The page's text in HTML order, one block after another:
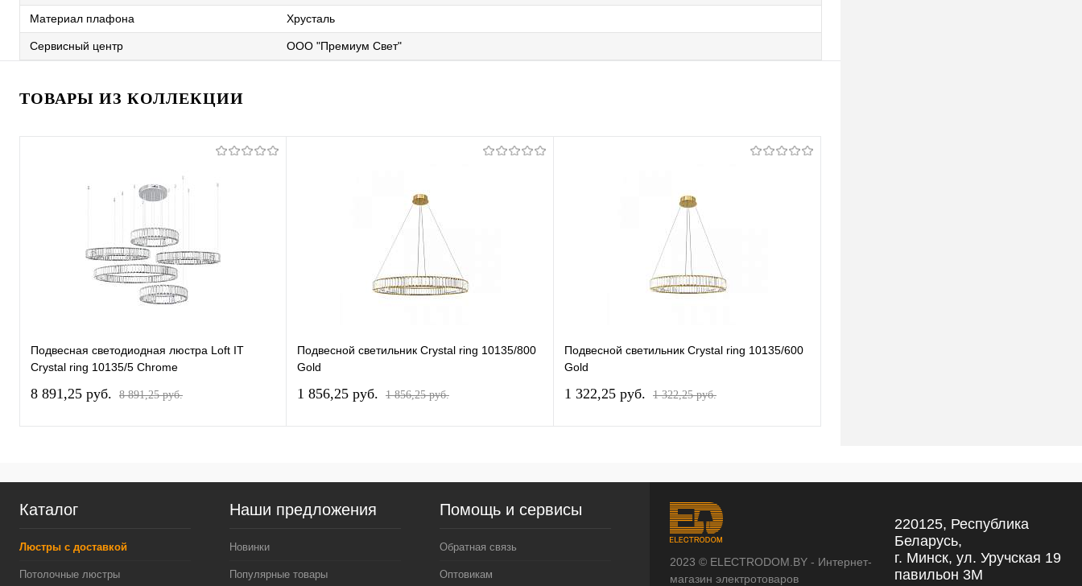
Материал плафона Хрусталь
Сервисный центр ООО "Премиум Свет"
ТОВАРЫ ИЗ КОЛЛЕКЦИИ
Подвесная светодиодная люстра Loft IT
Crystal ring 10135/5 Chrome
8 891,25 pуб. 8 891,25 pуб.
Подвесной светильник Crystal ring 10135/800
Gold
1 856,25 pуб. 1 856,25 pуб.
Подвесной светильник Crystal ring 10135/600
Gold
1 322,25 pуб. 1 322,25 pуб.
Каталог
Люстры с доставкой
Потолочные люстры
Наши предложения
Новинки
Популярные товары
Помощь и сервисы
Обратная связь
Оптовикам
2023 © ELECTRODOM.BY - Интернет-
магазин электротоваров
220125, Республика
Беларусь,
г. Минск, ул. Уручская 19
павильон 3М